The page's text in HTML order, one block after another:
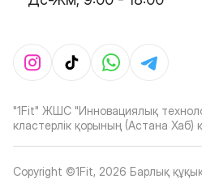
"1Fit" ЖШС "Инновациялық
кластерлік қорының (Астана
Copyright ©1Fit, 2026 Барлық